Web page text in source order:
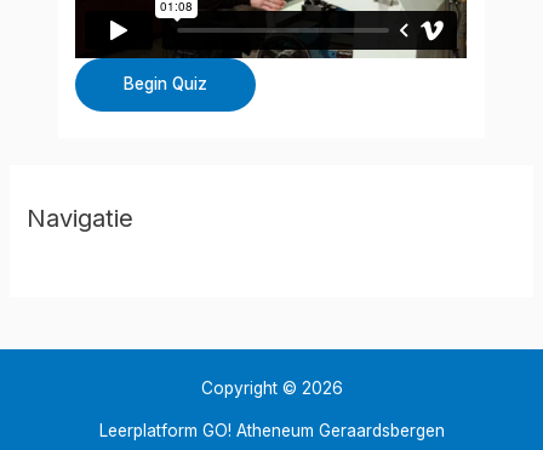
Navigatie
Copyright © 2026
Leerplatform GO! Atheneum Geraardsbergen